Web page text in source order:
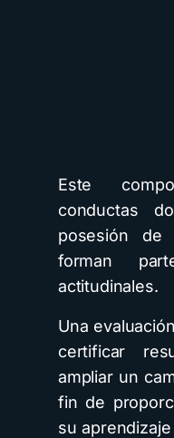
Este
conductas
posesión
forman
actitudinales.
Una
certificar
ampliar un
fin de
su